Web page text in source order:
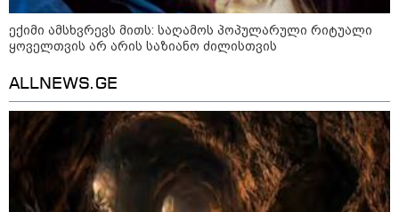
დავბრუნდეთ საღამოს?
ექიმი ამსხვრევს მითს: საღამოს პოპულარული რიტუალი
ყოველთვის არ არის საზიანო ძილისთვის
ALLNEWS.GE